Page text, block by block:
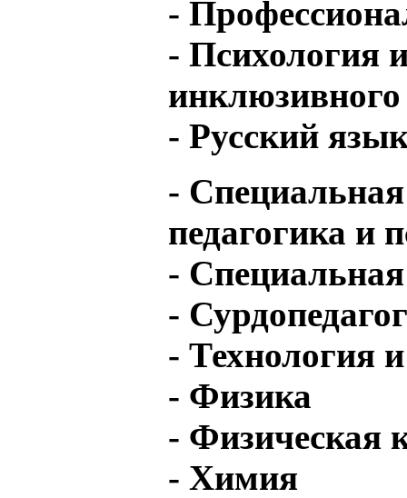
-
- Психология
- Русский
-
педагогика и
-
-
- Технология
- Физика
- Физическая
- Химия